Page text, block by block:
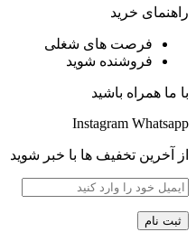
راهنمای خرید
فرصت های شغلی
فروشنده شوید
با ما همراه باشید
Instagram Whatsapp
از آخرین تخفیف ها با خبر شوید